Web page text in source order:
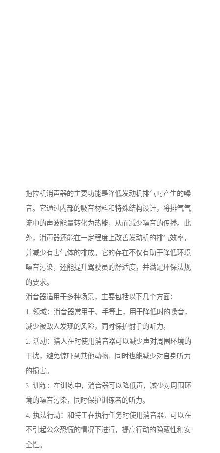
拖拉机消声器的主要功能是降低发动机排气时产生的噪
音。它通过内部的吸音材料和特殊结构设计，将排气气
流中的声波能量转化为热能，从而减少噪音的传播。此
外，消声器还能在一定程度上改善发动机的排气效率，
并减少有害气体的排放。它的存在不仅有助于降低环境
噪音污染，还能提升驾驶员的舒适度，并满足环保法规
的要求。
消音器适用于多种场景，主要包括以下几个方面：
1. 领域：消音器常用于、手等上，用于降低时的噪音，
减少被敌人发现的风险，同时保护射手的听力。
2. 活动：猎人在时使用消音器可以减少声对周围环境的
干扰，避免惊吓到其他动物，同时也能减少对自身听力
的损害。
3. 训练：在训练中，消音器可以降低声，减少对周围环
境的噪音污染，同时保护训练者的听力。
4. 执法行动：和特工在执行任务时使用消音器，可以在
不引起公众恐慌的情况下进行，提高行动的隐蔽性和安
全性。